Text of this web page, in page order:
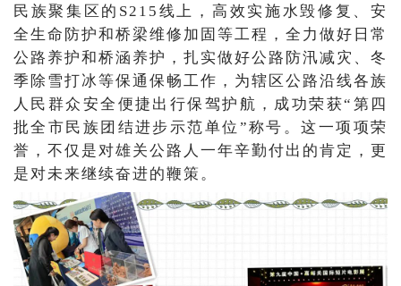
民族聚集区的S215线上，高效实施水毁修复、安
全生命防护和桥梁维修加固等工程，全力做好日常
公路养护和桥涵养护，扎实做好公路防汛减灾、冬
季除雪打冰等保通保畅工作，为辖区公路沿线各族
人民群众安全便捷出行保驾护航，成功荣获“第四
批全市民族团结进步示范单位”称号。这一项项荣
誉，不仅是对雄关公路人一年辛勤付出的肯定，更
是对未来继续奋进的鞭策。